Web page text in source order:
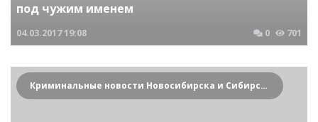
под чужим именем
04.03.201719:08 0 701
Криминальные новости Новосибирска и Сибирского региона